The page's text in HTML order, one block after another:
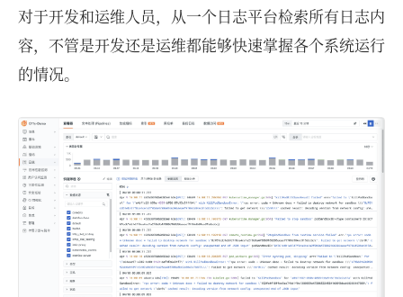
对于开发和运维人员，从一个日志平台检索所有日志内
容，不管是开发还是运维都能够快速掌握各个系统运行
的情况。